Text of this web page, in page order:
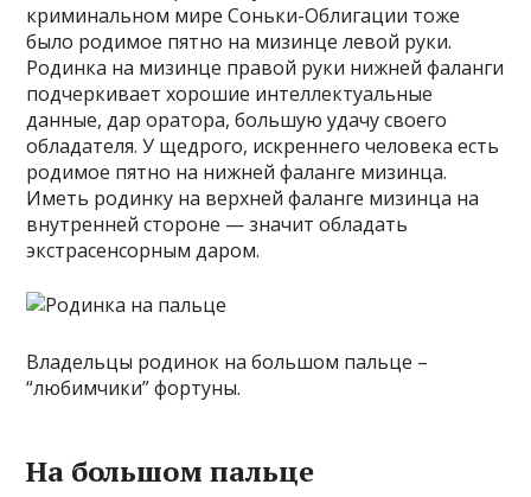
криминальном мире Соньки-Облигации тоже
было родимое пятно на мизинце левой руки.
Родинка на мизинце правой руки нижней фаланги
подчеркивает хорошие интеллектуальные
данные, дар оратора, большую удачу своего
обладателя. У щедрого, искреннего человека есть
родимое пятно на нижней фаланге мизинца.
Иметь родинку на верхней фаланге мизинца на
внутренней стороне — значит обладать
экстрасенсорным даром.
Владельцы родинок на большом пальце –
“любимчики” фортуны.
На большом пальце